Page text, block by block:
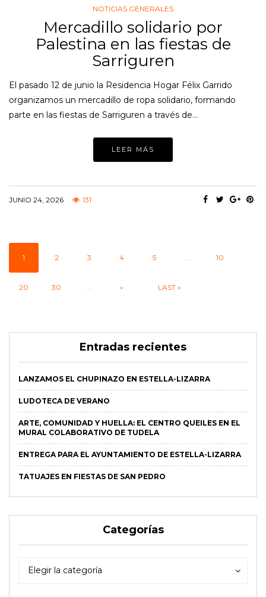
NOTICIAS GENERALES
Mercadillo solidario por
Palestina en las fiestas de
Sarriguren
El pasado 12 de junio la Residencia Hogar Félix Garrido
organizamos un mercadillo de ropa solidario, formando
parte en las fiestas de Sarriguren a través de…
LEER MÁS
JUNIO 24, 2026 131
1 2 3 4 5 ... 10
20 30 ... » LAST »
Entradas recientes
LANZAMOS EL CHUPINAZO EN ESTELLA-LIZARRA
LUDOTECA DE VERANO
ARTE, COMUNIDAD Y HUELLA: EL CENTRO QUEILES EN EL
MURAL COLABORATIVO DE TUDELA
ENTREGA PARA EL AYUNTAMIENTO DE ESTELLA-LIZARRA
TATUAJES EN FIESTAS DE SAN PEDRO
Categorías
Elegir la categoría
Categorías